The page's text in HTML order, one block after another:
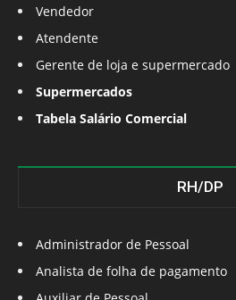
Vendedor
Atendente
Gerente de loja e supermercado
Supermercados
Tabela Salário Comercial
RH/DP
Administrador de Pessoal
Analista de folha de pagamento